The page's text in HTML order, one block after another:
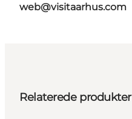
web@visitaarhus.com
Relaterede produkter